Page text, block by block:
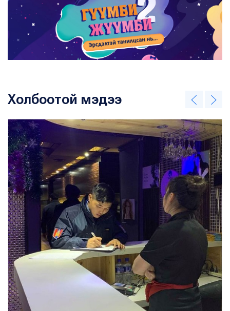
Холбоотой мэдээ